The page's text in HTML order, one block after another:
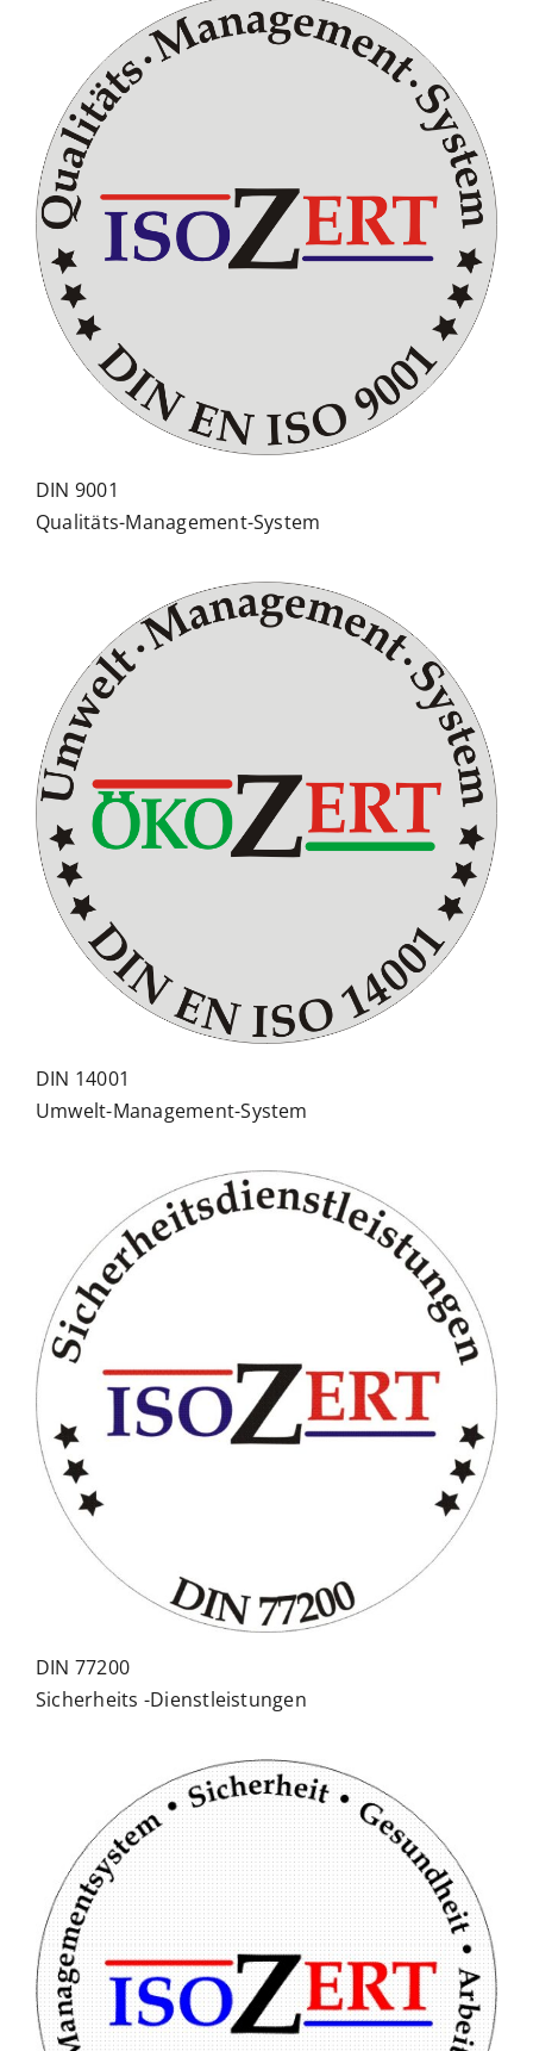
DIN 9001
Qualitäts-Management-System
DIN 14001
Umwelt-Management-System
DIN 77200
Sicherheits -Dienstleistungen